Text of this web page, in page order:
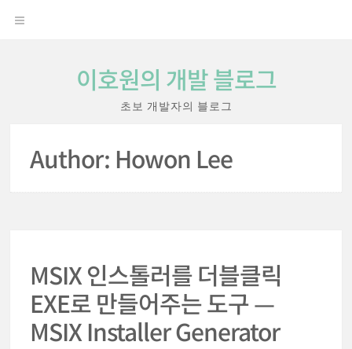
OPEN
이호원의 개발 블로그
초보 개발자의 블로그
Author: Howon Lee
MSIX 인스톨러를 더블클릭
EXE로 만들어주는 도구 —
MSIX Installer Generator